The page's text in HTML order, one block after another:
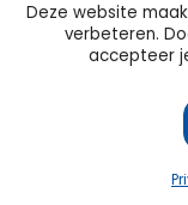
Deze website
verbeteren.
accepteer
Beoordeeld als
© Copyright